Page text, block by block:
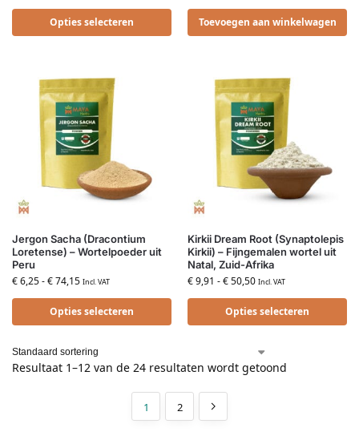
Opties selecteren Toevoegen aan winkelwagen
Jergon Sacha (Dracontium
Loretense) – Wortelpoeder uit
Peru
€6,25-€74,15 Incl. VAT
Opties selecteren
Kirkii Dream Root (Synaptolepis
Kirkii) – Fijngemalen wortel uit
Natal, Zuid-Afrika
€9,91 -€50,50 Incl. VAT
Opties selecteren
Resultaat 1–12 van de 24 resultaten wordt getoond
1 2